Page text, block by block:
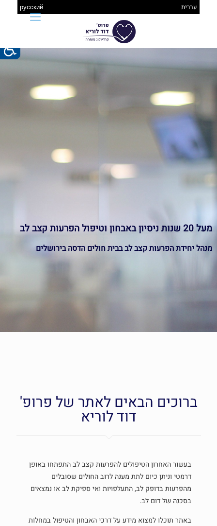
русский עברית
מעל 20 שנות ניסיון באבחון וטיפול הפרעות קצב לב
מנהל יחידת הפרעות קצב לב בבית חולים הדסה בירושלים
ברוכים הבאים לאתר של פרופ'
דוד לוריא
בעשור האחרון הטיפולים להפרעות קצב לב התפתחו באופן
דרמטי וניתן כיום לתת מענה לרוב החולים שסובלים
מהפרעות בדופק לב, התעלפויות ואי ספיקת לב או נמצאים
בסכנה של דום לב.
באתר תוכלו למצוא מידע על דרכי האבחון והטיפול במחלות